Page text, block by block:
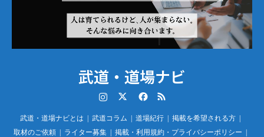
武道・道場ナビ
RSS
武道・道場ナビとは 武道コラム 道場紀行
掲載を希望される方
取材のご依頼
ライター募集
掲載・利用規約・プライバシーポリシー